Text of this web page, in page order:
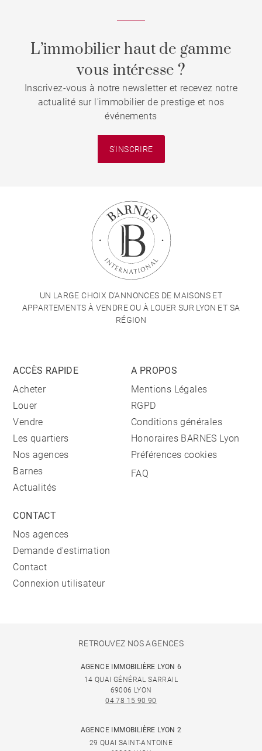
L’immobilier haut de gamme
vous intéresse ?
Inscrivez-vous à notre newsletter et recevez notre
actualité sur l'immobilier de prestige et nos
événements
S'INSCRIRE
UN LARGE CHOIX D'ANNONCES DE MAISONS ET
APPARTEMENTS À VENDRE OU À LOUER SUR LYON ET SA
RÉGION
ACCÈS RAPIDE
Acheter
Louer
Vendre
Les quartiers
Nos agences
Barnes
Actualités
A PROPOS
Mentions Légales
RGPD
Conditions générales
Honoraires BARNES Lyon
Préférences cookies
FAQ
CONTACT
Nos agences
Demande d'estimation
Contact
Connexion utilisateur
RETROUVEZ NOS AGENCES
AGENCE IMMOBILIÈRE LYON 6
14 QUAI GÉNÉRAL SARRAIL
69006 LYON
04 78 15 90 90
AGENCE IMMOBILIÈRE LYON 2
29 QUAI SAINT-ANTOINE